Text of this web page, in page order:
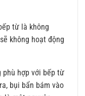
từ là không
không hoạt động
phù hợp với bếp từ
bụi bẩn bám vào